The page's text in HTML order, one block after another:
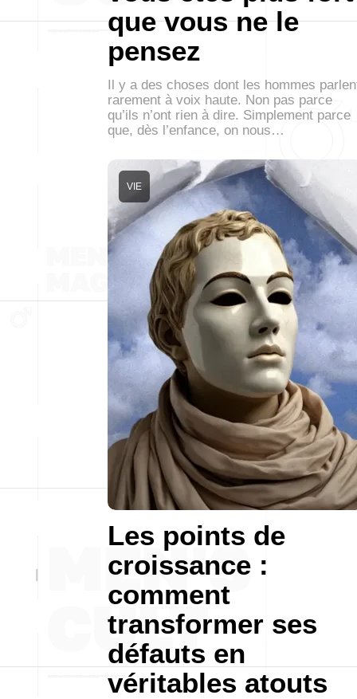
que vous ne le
pensez
Il y a des choses dont les hommes
rarement à voix haute. Non pas parce
qu’ils n’ont rien à dire. Simplement parce
que, dès l’enfance, on nous…
Les points de
croissance :
comment
transformer ses
défauts en
véritables atouts
VIE